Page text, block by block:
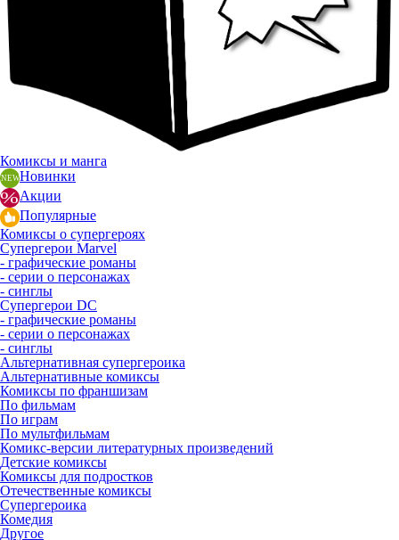
Комиксы и манга
Новинки
Акции
Популярные
Комиксы о супергероях
Супергерои Marvel
- графические романы
- серии о персонажах
- синглы
Супергерои DC
- графические романы
- серии о персонажах
- синглы
Альтернативная супергероика
Альтернативные комиксы
Комиксы по франшизам
По фильмам
По играм
По мультфильмам
Комикс-версии литературных произведений
Детские комиксы
Комиксы для подростков
Отечественные комиксы
Супергероика
Комедия
Другое